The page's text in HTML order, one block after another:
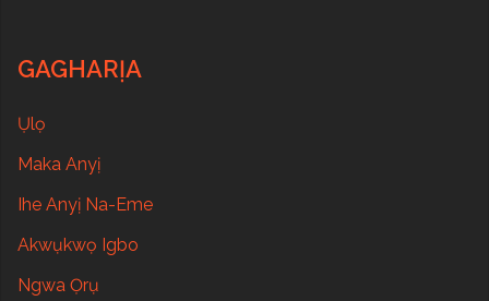
GAGHARỊA
Ụlọ
Maka Anyị
Ihe Anyị Na-Eme
Akwụkwọ Igbo
Ngwa Ọrụ